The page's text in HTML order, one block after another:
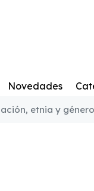
Novedades
etnia y